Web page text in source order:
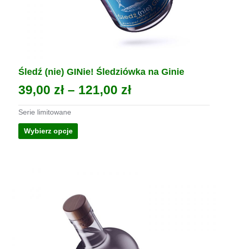
Śledź (nie) GINie! Śledziówka na Ginie
39,00 zł – 121,00 złZakres
cen:
Serie limitowane
Wybierz opcje
Ten
wybrać
na
stronie
produktu